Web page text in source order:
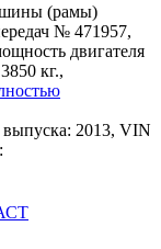
(рамы)
№ 471957,
двигателя
кг.,
выпуска: 2013, VIN